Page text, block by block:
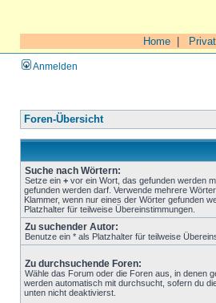
Home Privat
Anmelden
Foren-Übersicht
Suche nach Wörtern:
Setze ein + vor ein Wort, das gefunden werden
gefunden werden darf. Verwende mehrere
Klammer, wenn nur eines der Wörter gefunden
Platzhalter für teilweise Übereinstimmungen.
Zu suchender Autor:
Benutze ein * als Platzhalter für teilweise
Zu durchsuchende Foren:
Wähle das Forum oder die Foren aus, in denen
werden automatisch mit durchsucht, sofern du
unten nicht deaktivierst.